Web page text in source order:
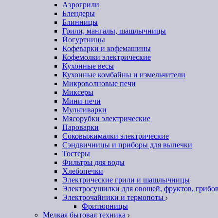
Аэрогрили
Блендеры
Блинницы
Грили, мангалы, шашлычницы
Йогуртницы
Кофеварки и кофемашины
Кофемолки электрические
Кухонные весы
Кухонные комбайны и измельчители
Микроволновые печи
Миксеры
Мини-печи
Мультиварки
Мясорубки электрические
Пароварки
Соковыжималки электрические
Сэндвичницы и приборы для выпечки
Тостеры
Фильтры для воды
Хлебопечки
Электрические грили и шашлычницы
Электросушилки для овощей, фруктов,
Электрочайники и термопоты
Фритюрницы
Мелкая бытовая техника